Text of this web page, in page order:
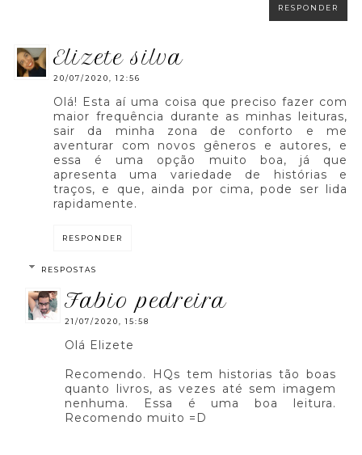
RESPONDER
elizete silva
20/07/2020, 12:56
Olá! Esta aí uma coisa que preciso fazer com
maior frequência durante as minhas leituras,
sair da minha zona de conforto e me
aventurar com novos gêneros e autores, e
essa é uma opção muito boa, já que
apresenta uma variedade de histórias e
traços, e que, ainda por cima, pode ser lida
rapidamente.
RESPONDER
RESPOSTAS
fabio pedreira
21/07/2020, 15:58
Olá Elizete
Recomendo. HQs tem historias tão boas
quanto livros, as vezes até sem imagem
nenhuma. Essa é uma boa leitura.
Recomendo muito =D